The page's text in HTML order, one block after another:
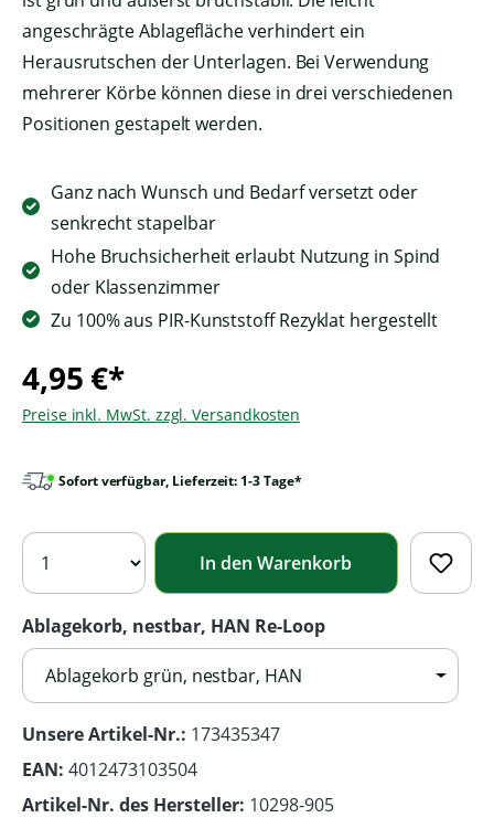
angeschrägte Ablagefläche verhindert ein
Herausrutschen der Unterlagen. Bei Verwendung
mehrerer Körbe können diese in drei verschiedenen
Positionen gestapelt werden.
Ganz nach Wunsch und Bedarf versetzt oder
senkrecht stapelbar
Hohe Bruchsicherheit erlaubt Nutzung in Spind
oder Klassenzimmer
Zu 100% aus PIR-Kunststoff Rezyklat hergestellt
4,95 €*
Preise inkl. MwSt. zzgl. Versandkosten
Sofort verfügbar, Lieferzeit: 1-3 Tage*
In den Warenkorb
Ablagekorb, nestbar, HAN Re-Loop
Ablagekorb grün, nestbar, HAN
Unsere Artikel-Nr.: 173435347
EAN: 4012473103504
Artikel-Nr. des Hersteller: 10298-905